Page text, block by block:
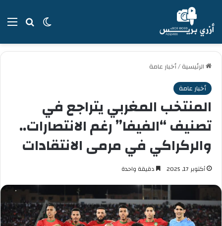
بحثالوضع
الرئيسية/أخبار عامة
أخبار عامة
المنتخب المغربي يتراجع في
تصنيف “الفيفا” رغم الانتصارات..
والركراكي في مرمى الانتقادات
أكتوبر 17, 2025 دقيقة واحدة